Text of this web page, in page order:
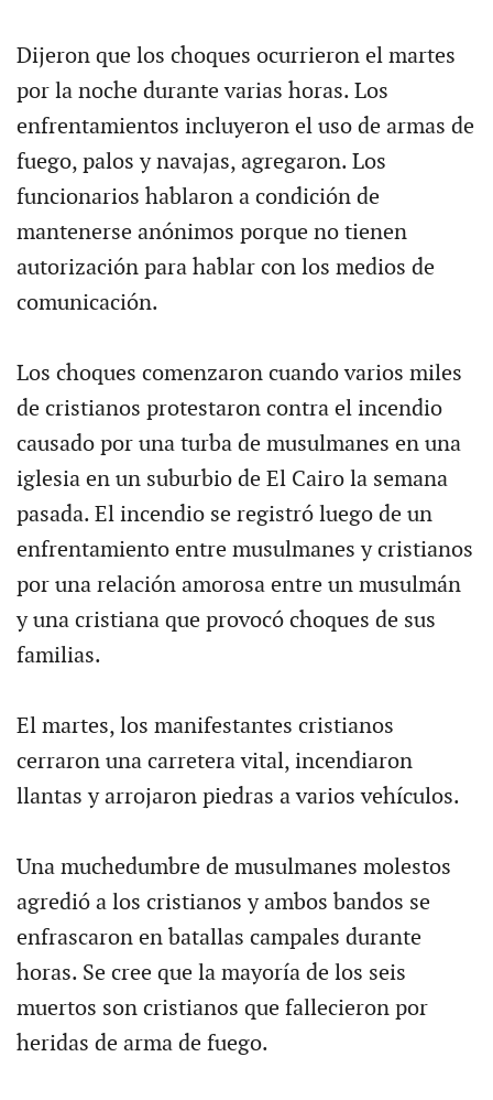
Dijeron que los choques ocurrieron el martes
por la noche durante varias horas. Los
enfrentamientos incluyeron el uso de armas de
fuego, palos y navajas, agregaron. Los
funcionarios hablaron a condición de
mantenerse anónimos porque no tienen
autorización para hablar con los medios de
comunicación.
Los choques comenzaron cuando varios miles
de cristianos protestaron contra el incendio
causado por una turba de musulmanes en una
iglesia en un suburbio de El Cairo la semana
pasada. El incendio se registró luego de un
enfrentamiento entre musulmanes y cristianos
por una relación amorosa entre un musulmán
y una cristiana que provocó choques de sus
familias.
El martes, los manifestantes cristianos
cerraron una carretera vital, incendiaron
llantas y arrojaron piedras a varios vehículos.
Una muchedumbre de musulmanes molestos
agredió a los cristianos y ambos bandos se
enfrascaron en batallas campales durante
horas. Se cree que la mayoría de los seis
muertos son cristianos que fallecieron por
heridas de arma de fuego.